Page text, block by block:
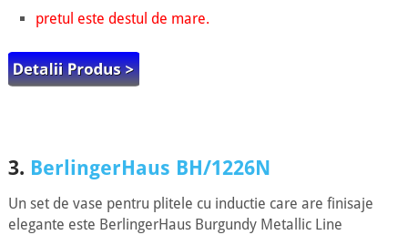
pretul este destul de mare.
3. BerlingerHaus BH/1226N
Un set de vase pentru plitele cu inductie care are finisaje
elegante este BerlingerHaus Burgundy Metallic Line